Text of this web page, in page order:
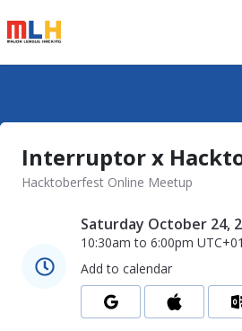
Interruptor x
Hacktoberfest Online Meetup
Saturday October 24,
10:30am to 6:00pm UTC+01
Add to calendar